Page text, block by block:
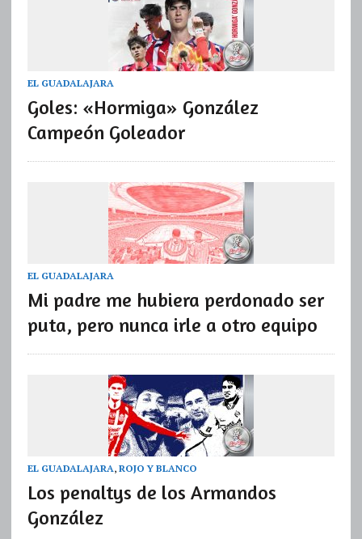
EL GUADALAJARA
Goles: «Hormiga» González
Campeón Goleador
EL GUADALAJARA
Mi padre me hubiera perdonado ser
puta, pero nunca irle a otro equipo
EL GUADALAJARA, ROJO Y BLANCO
Los penaltys de los Armandos
González